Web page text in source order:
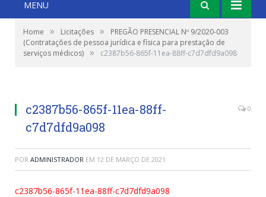
MENU
Home » Licitações »
PREGÃO PRESENCIAL Nº 9/2020-003
(Contratações de pessoa jurídica e física para prestação de
serviços médicos) » c2387b56-865f-11ea-88ff-c7d7dfd9a098
c2387b56-865f-11ea-88ff-
c7d7dfd9a098
0
POR ADMINISTRADOR EM 12 DE MARÇO DE 2021
c2387b56-865f-11ea-88ff-c7d7dfd9a098